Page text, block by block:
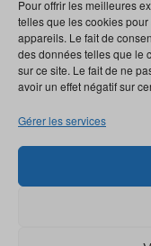
Pour offrir les meilleures
telles que les cookies
appareils. Le fait de
des données telles que le
sur ce site. Le fait de ne
avoir un effet négatif sur
Gérer les services